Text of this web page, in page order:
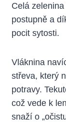
Celá
postupně a
pocit sytosti.
Vláknina
střeva, který
potravy.
což vede k
snaží o